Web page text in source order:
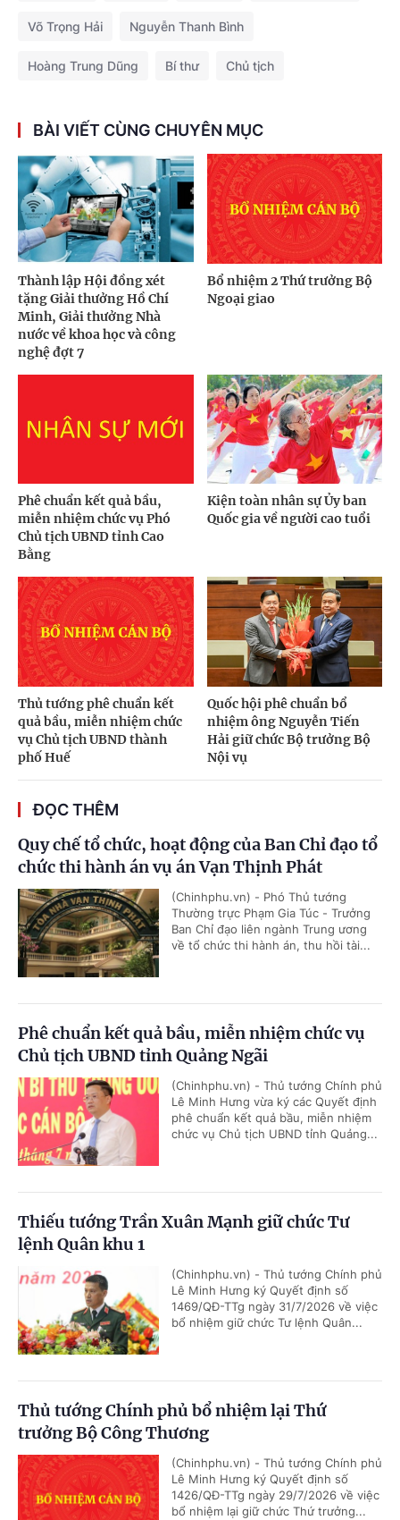
Võ Trọng Hải Nguyễn Thanh Bình
Hoàng Trung Dũng Bí thư Chủ tịch
BÀI VIẾT CÙNG CHUYÊN MỤC
Thành lập Hội đồng xét
tặng Giải thưởng Hồ Chí
Minh, Giải thưởng Nhà
nước về khoa học và công
nghệ đợt 7
Bổ nhiệm 2 Thứ trưởng Bộ
Ngoại giao
Phê chuẩn kết quả bầu,
miễn nhiệm chức vụ Phó
Chủ tịch UBND tỉnh Cao
Bằng
Kiện toàn nhân sự Ủy ban
Quốc gia về người cao tuổi
Thủ tướng phê chuẩn kết
quả bầu, miễn nhiệm chức
vụ Chủ tịch UBND thành
phố Huế
Quốc hội phê chuẩn bổ
nhiệm ông Nguyễn Tiến
Hải giữ chức Bộ trưởng Bộ
Nội vụ
ĐỌC THÊM
Quy chế tổ chức, hoạt động của Ban Chỉ đạo tổ
chức thi hành án vụ án Vạn Thịnh Phát
(Chinhphu.vn) - Phó Thủ tướng
Thường trực Phạm Gia Túc - Trưởng
Ban Chỉ đạo liên ngành Trung ương
về tổ chức thi hành án, thu hồi tài...
Phê chuẩn kết quả bầu, miễn nhiệm chức vụ
Chủ tịch UBND tỉnh Quảng Ngãi
(Chinhphu.vn) - Thủ tướng Chính phủ
Lê Minh Hưng vừa ký các Quyết định
phê chuẩn kết quả bầu, miễn nhiệm
chức vụ Chủ tịch UBND tỉnh Quảng...
Thiếu tướng Trần Xuân Mạnh giữ chức Tư
lệnh Quân khu 1
(Chinhphu.vn) - Thủ tướng Chính phủ
Lê Minh Hưng ký Quyết định số
1469/QĐ-TTg ngày 31/7/2026 về việc
bổ nhiệm giữ chức Tư lệnh Quân...
Thủ tướng Chính phủ bổ nhiệm lại Thứ
trưởng Bộ Công Thương
(Chinhphu.vn) - Thủ tướng Chính phủ
Lê Minh Hưng ký Quyết định số
1426/QĐ-TTg ngày 29/7/2026 về việc
bổ nhiệm lại giữ chức Thứ trưởng...